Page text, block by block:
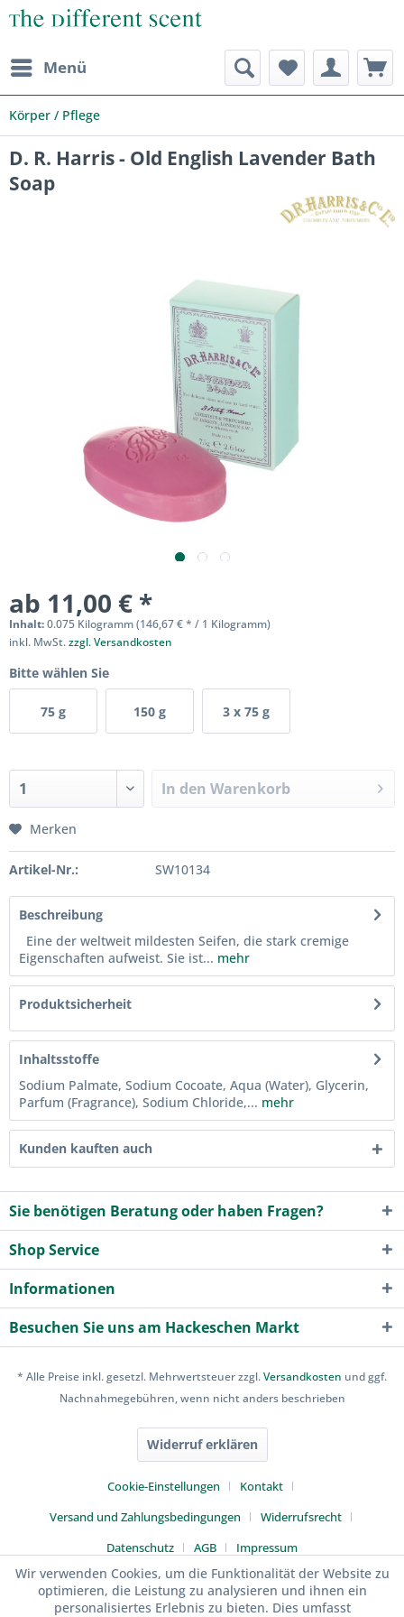
Menü
Körper / Pflege
D. R. Harris - Old English Lavender Bath
Soap
ab 11,00 € *
Inhalt:0.075 Kilogramm (146,67 € * / 1 Kilogramm)
inkl. MwSt.zzgl. Versandkosten
Bitte wählen Sie
75 g 150 g 3 x 75 g
In den Warenkorb
Merken
Artikel-Nr.: SW10134
Beschreibung
Eine der weltweit mildesten Seifen, die stark cremige
Eigenschaften aufweist. Sie ist... mehr
Produktsicherheit
Inhaltsstoffe
Sodium Palmate, Sodium Cocoate, Aqua (Water), Glycerin,
Parfum (Fragrance), Sodium Chloride,... mehr
Kunden kauften auch
Sie benötigen Beratung oder haben Fragen?
Shop Service
Informationen
Besuchen Sie uns am Hackeschen Markt
* Alle Preise inkl. gesetzl. Mehrwertsteuer zzgl.Versandkosten und ggf.
Nachnahmegebühren, wenn nicht anders beschrieben
Widerruf erklären
Cookie-Einstellungen
Kontakt
Versand und Zahlungsbedingungen
Widerrufsrecht
Datenschutz
AGB Impressum
Wir verwenden Cookies, um die Funktionalität der Website zu
optimieren, die Leistung zu analysieren und ihnen ein
personalisiertes Erlebnis zu bieten. Dies umfasst